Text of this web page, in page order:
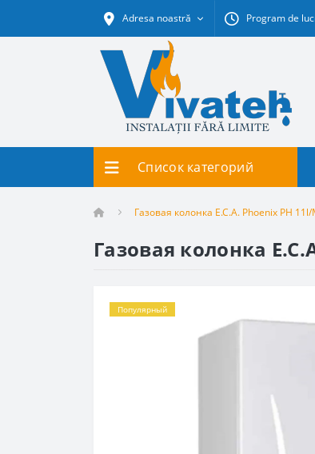
Adresa noastră Program de
Список категорий
Газовая колонка E.C.A. Phoenix PH
Газовая колонка
Популярный